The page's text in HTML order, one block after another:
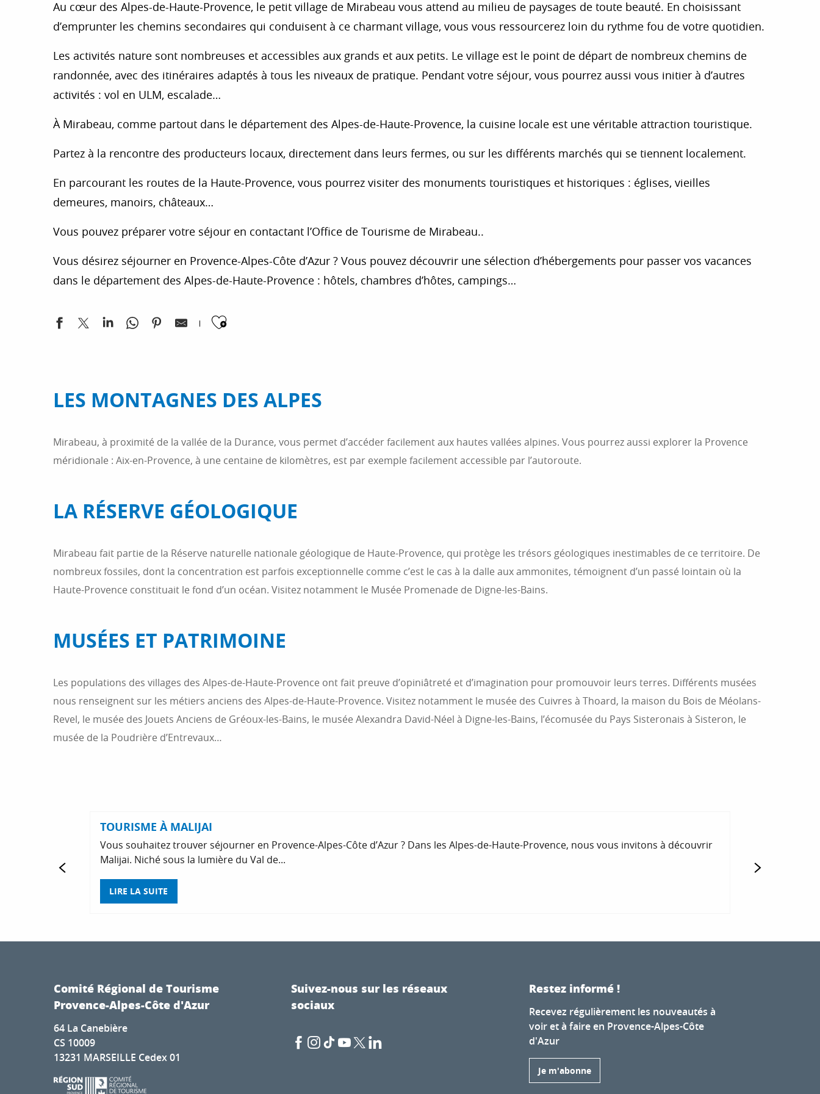
Au cœur des Alpes-de-Haute-Provence, le petit village de Mirabeau vous attend au milieu de paysages de toute beauté. En choisissant
d’emprunter les chemins secondaires qui conduisent à ce charmant village, vous vous ressourcerez loin du rythme fou de votre quotidien.
Les activités nature sont nombreuses et accessibles aux grands et aux petits. Le village est le point de départ de nombreux chemins de
randonnée, avec des itinéraires adaptés à tous les niveaux de pratique. Pendant votre séjour, vous pourrez aussi vous initier à d’autres
activités : vol en ULM, escalade…
À Mirabeau, comme partout dans le département des Alpes-de-Haute-Provence, la cuisine locale est une véritable attraction touristique.
Partez à la rencontre des producteurs locaux, directement dans leurs fermes, ou sur les différents marchés qui se tiennent localement.
En parcourant les routes de la Haute-Provence, vous pourrez visiter des monuments touristiques et historiques : églises, vieilles
demeures, manoirs, châteaux…
Vous pouvez préparer votre séjour en contactant l’Office de Tourisme de Mirabeau..
Vous désirez séjourner en Provence-Alpes-Côte d’Azur ? Vous pouvez découvrir une sélection d’hébergements pour passer vos vacances
dans le département des Alpes-de-Haute-Provence : hôtels, chambres d’hôtes, campings…
Ajouter aux favoris
LES MONTAGNES DES ALPES
Mirabeau, à proximité de la vallée de la Durance, vous permet d’accéder facilement aux hautes vallées alpines. Vous pourrez aussi explorer la Provence
méridionale : Aix-en-Provence, à une centaine de kilomètres, est par exemple facilement accessible par l’autoroute.
LA RÉSERVE GÉOLOGIQUE
Mirabeau fait partie de la Réserve naturelle nationale géologique de Haute-Provence, qui protège les trésors géologiques inestimables de ce territoire. De
nombreux fossiles, dont la concentration est parfois exceptionnelle comme c’est le cas à la dalle aux ammonites, témoignent d’un passé lointain où la
Haute-Provence constituait le fond d’un océan. Visitez notamment le Musée Promenade de Digne-les-Bains.
MUSÉES ET PATRIMOINE
Les populations des villages des Alpes-de-Haute-Provence ont fait preuve d’opiniâtreté et d’imagination pour promouvoir leurs terres. Différents musées
nous renseignent sur les métiers anciens des Alpes-de-Haute-Provence. Visitez notamment le musée des Cuivres à Thoard, la maison du Bois de Méolans-
Revel, le musée des Jouets Anciens de Gréoux-les-Bains, le musée Alexandra David-Néel à Digne-les-Bains, l’écomusée du Pays Sisteronais à Sisteron, le
musée de la Poudrière d’Entrevaux…
TOURISME À MALIJAI
Vous souhaitez trouver séjourner en Provence-Alpes-Côte d’Azur ? Dans les Alpes-de-Haute-Provence, nous vous invitons à découvrir
Malijai. Niché sous la lumière du Val de...
LIRE LA SUITE
de la Haute-
Comité Régional de Tourisme
Provence-Alpes-Côte d'Azur
64 La Canebière
CS 10009
13231 MARSEILLE Cedex 01
Suivez-nous sur les réseaux
sociaux
Restez informé !
Recevez régulièrement les nouveautés à
voir et à faire en Provence-Alpes-Côte
d'Azur
Je m'abonne